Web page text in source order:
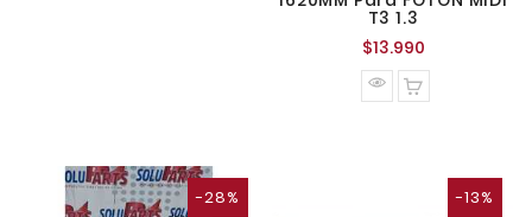
T3 1.3
$13.990Precio
normal
-28% -13%